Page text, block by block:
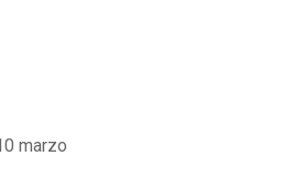
marzo